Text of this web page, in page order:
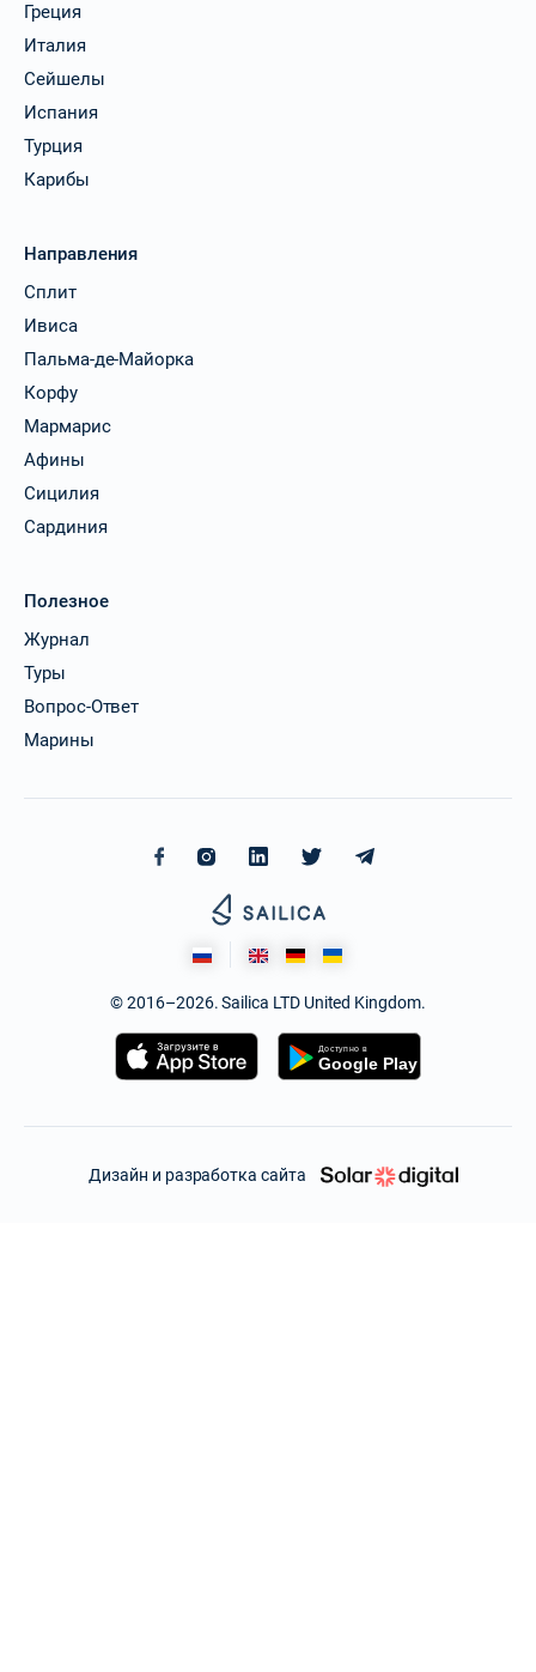
Греция
Италия
Сейшелы
Испания
Турция
Карибы
Направления
Сплит
Ивиса
Пальма-де-Майорка
Корфу
Мармарис
Афины
Сицилия
Сардиния
Полезное
Журнал
Туры
Вопрос-Ответ
Марины
© 2016–2026. Sailica LTD United Kingdom.
Дизайн и разработка сайта